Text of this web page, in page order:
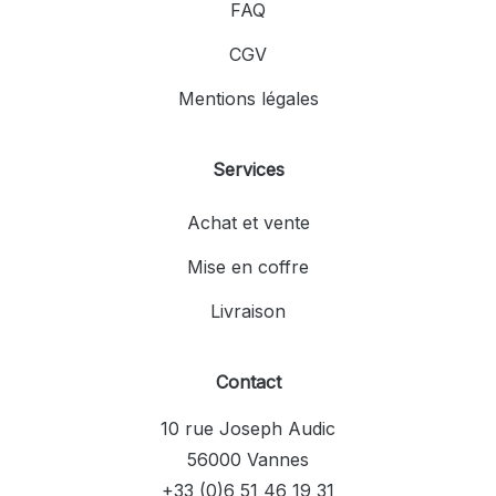
FAQ
CGV
Mentions légales
Services
Achat et vente
Mise en coffre
Livraison
Contact
10 rue Joseph Audic
56000 Vannes
+33 (0)6 51 46 19 31